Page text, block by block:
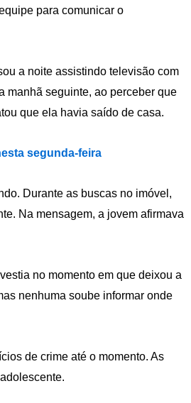
para comunicar o
a noite assistindo televisão com
manhã seguinte, ao perceber que
que ela havia saído de casa.
segunda-feira
Durante as buscas no imóvel,
Na mensagem, a jovem afirmava
no momento em que deixou a
nenhuma soube informar onde
de crime até o momento. As